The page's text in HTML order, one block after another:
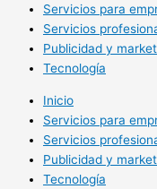
Servicios para
Servicios
Publicidad y
Tecnología
Inicio
Servicios para
Servicios
Publicidad y
Tecnología